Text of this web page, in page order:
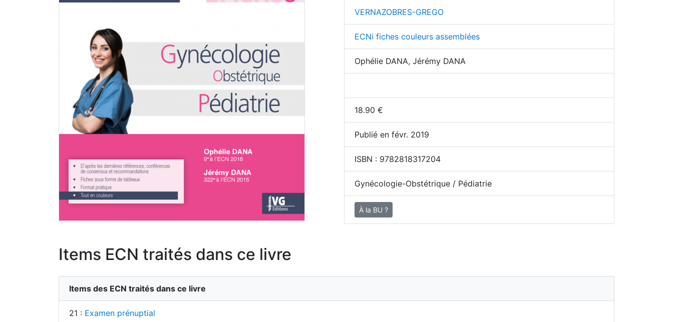
VERNAZOBRES-GREGO
ECNi fiches couleurs assemblées
Ophélie DANA, Jérémy DANA
18.90 €
Publié en févr. 2019
ISBN : 9782818317204
Gynécologie-Obstétrique / Pédiatrie
À la BU ?
Items ECN traités dans ce livre
Items des ECN traités dans ce livre
21 : Examen prénuptial